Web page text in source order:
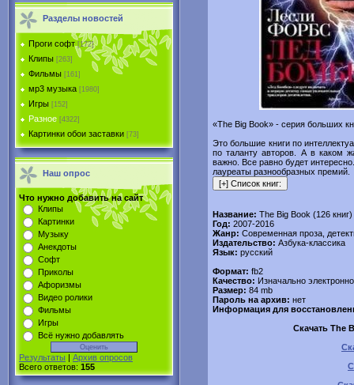
Разделы новостей
Проги софт [172]
Клипы [263]
Фильмы [161]
мр3 музыка [1980]
Игры [152]
Разное [4322]
Картинки обои заставки [73]
Наш опрос
Что нужно добавить на сайт
Клипы
Картинки
Музыку
Анекдоты
Софт
Приколы
Афоризмы
Видео ролики
Фильмы
Игры
Всё нужно добавлять
Результаты | Архив опросов
Всего ответов: 155
«The Big Book» - серия больших
Это большие книги по
по таланту авторов. А в каком
важно. Все равно будет
лауреаты разнообразных премий.
Название: The Big Book (126 книг)
Год: 2007-2016
Жанр: Современная проза,
Издательство: Азбука-классика
Язык: русский
Формат: fb2
Качество: Изначально
Размер: 84 mb
Пароль на архив: нет
Информация для
Скачать The